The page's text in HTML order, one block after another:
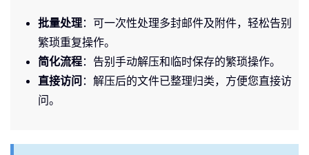
批量处理：可一次性处理多封邮件及附件，轻松告别
繁琐重复操作。
简化流程：告别手动解压和临时保存的繁琐操作。
直接访问 ：解压后的文件已整理归类，方便您直接访
问。